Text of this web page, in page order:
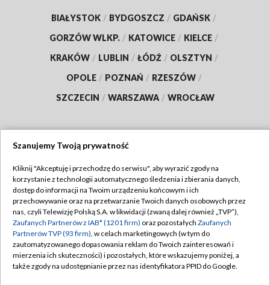
BIAŁYSTOK / BYDGOSZCZ / GDAŃSK /
GORZÓW WLKP. / KATOWICE / KIELCE /
KRAKÓW / LUBLIN / ŁÓDŹ / OLSZTYN /
OPOLE / POZNAŃ / RZESZÓW /
SZCZECIN / WARSZAWA / WROCŁAW
TVP
Abonament TVP
Emisja w TVP
Centrum informacji TVP
Naziemna Telewizja Cyfrowa
Regulamin TVP
Polityka prywatności
Moje zgody
Pomoc
Szanujemy Twoją prywatność
Kliknij "Akceptuję i przechodzę do serwisu", aby wyrazić zgody na
korzystanie z technologii automatycznego śledzenia i zbierania danych,
dostęp do informacji na Twoim urządzeniu końcowym i ich
przechowywanie oraz na przetwarzanie Twoich danych osobowych przez
nas, czyli Telewizję Polską S.A. w likwidacji (zwaną dalej również „TVP”),
Zaufanych Partnerów z IAB* (1201 firm) oraz pozostałych Zaufanych
Partnerów TVP (93 firm), w celach marketingowych (w tym do
zautomatyzowanego dopasowania reklam do Twoich zainteresowań i
mierzenia ich skuteczności) i pozostałych, które wskazujemy poniżej, a
także zgody na udostępnianie przez nas identyfikatora PPID do Google.